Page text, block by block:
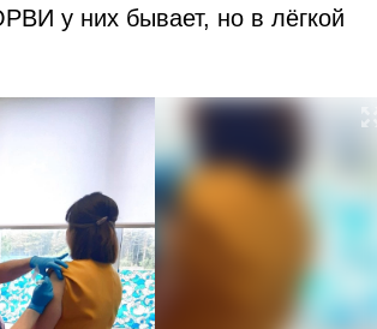
у них бывает, но в лёгкой